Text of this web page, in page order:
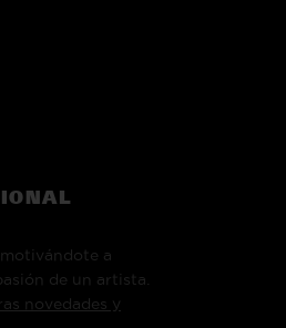
a
de un artista.
novedades y